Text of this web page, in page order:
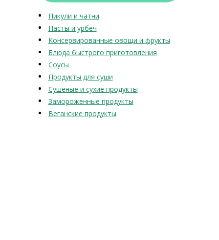
Пикули и чатни
Пасты и урбеч
Консервированные овощи и фрукты
Блюда быстрого приготовления
Соусы
Продукты для суши
Сушеные и сухие продукты
Замороженные продукты
Веганские продукты